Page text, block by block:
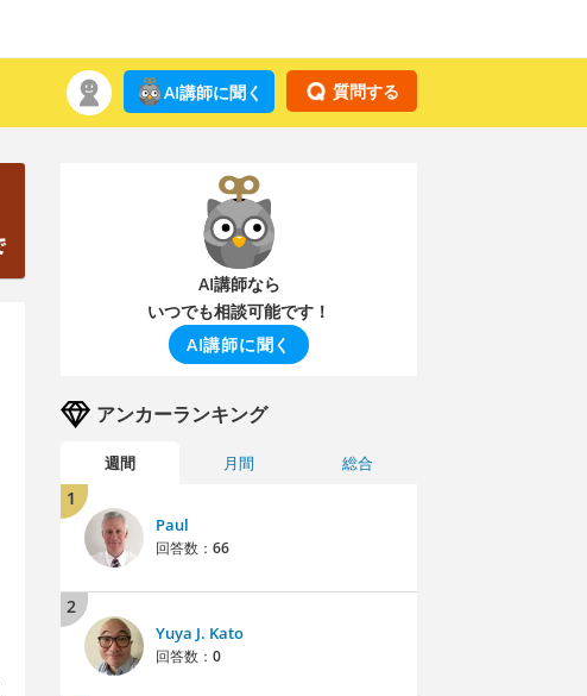
質問する
AI講師に聞く
AI講師なら
いつでも相談可能です！
AI講師に聞く
アンカーランキング
週間 月間 総合
1
Paul
回答数： 66
2
Yuya J. Kato
回答数： 0